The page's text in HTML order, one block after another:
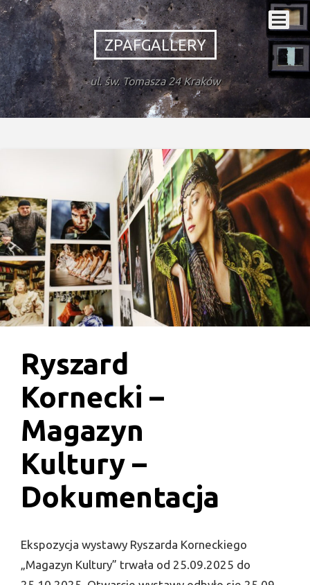
ZPAFGALLERY
ul. św. Tomasza 24 Kraków
Ryszard
Kornecki –
Magazyn
Kultury –
Dokumentacja
Ekspozycja wystawy Ryszarda Korneckiego
„Magazyn Kultury” trwała od 25.09.2025 do